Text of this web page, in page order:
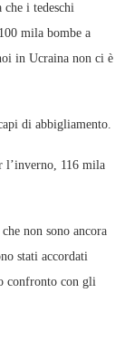
i tedeschi
mila bombe a
in Ucraina non ci è
di abbigliamento.
l’inverno, 116 mila
non sono ancora
stati accordati
confronto con gli